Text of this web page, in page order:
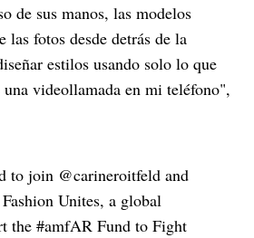
de sus manos, las modelos
las fotos desde detrás de la
estilos usando solo lo que
una videollamada en mi teléfono",
to join @carineroitfeld and
Unites, a global
the #amfAR Fund to Fight